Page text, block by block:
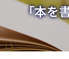
「本を